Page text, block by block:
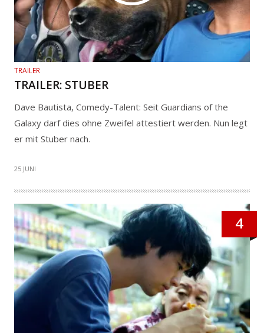
TRAILER
TRAILER: STUBER
Dave Bautista, Comedy-Talent: Seit Guardians of the
Galaxy darf dies ohne Zweifel attestiert werden. Nun legt
er mit Stuber nach.
25 JUNI
4